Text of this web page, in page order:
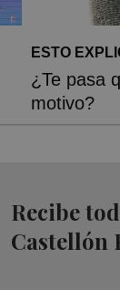
ESTO
¿Te pasa
motivo?
Recibe
Castellón